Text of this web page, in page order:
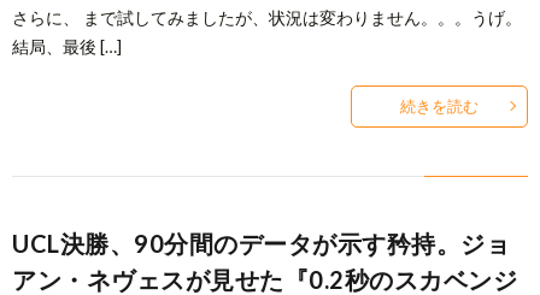
さらに、 まで試してみましたが、状況は変わりません。。。うげ。
結局、最後 […]
続きを読む
UCL決勝、90分間のデータが示す矜持。ジョ
アン・ネヴェスが見せた『0.2秒のスカベンジ